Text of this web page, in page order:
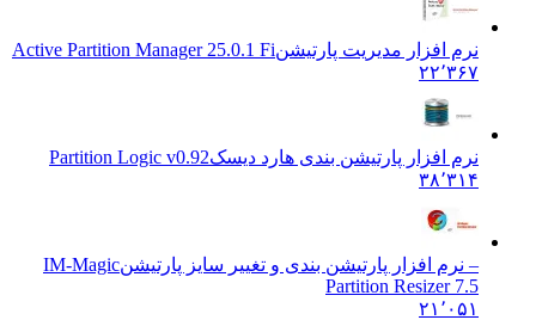
نرم افزار مدیریت پارتیشنActive Partition Manager 25.0.1 Fi
۲۲٬۳۶۷
نرم افزار پارتیشن بندی هارد دیسکPartition Logic v0.92
۳۸٬۳۱۴
– نرم افزار پارتیشن بندی و تغییر سایز پارتیشنIM-Magic
Partition Resizer 7.5
۲۱٬۰۵۱